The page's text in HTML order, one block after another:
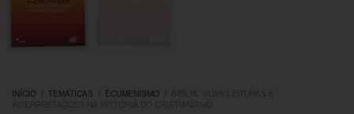
INÍCIO TEMÁTICAS ECUMENISMO